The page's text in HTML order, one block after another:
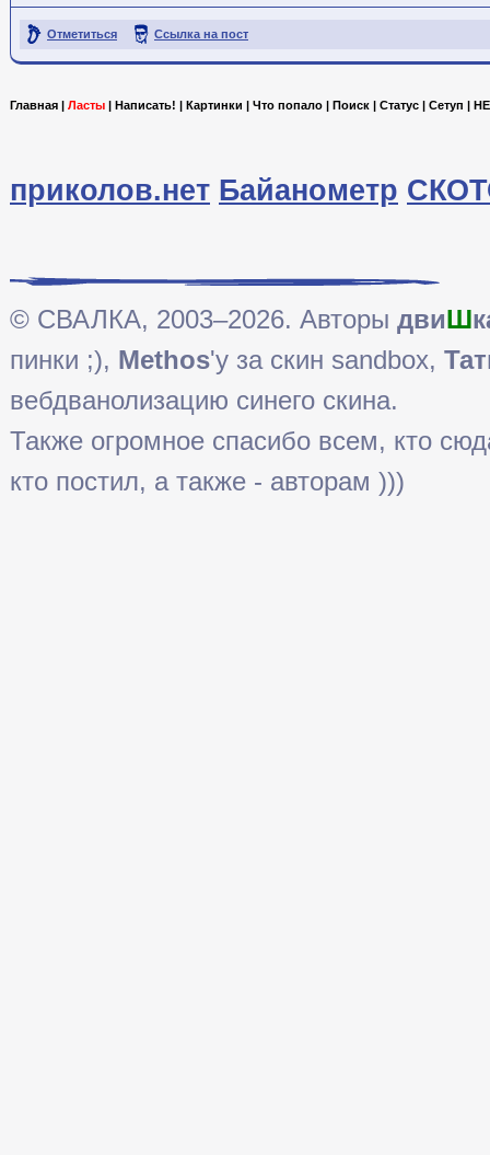
Отметиться Ссылка на пост
Главная Ласты Написать! Картинки Что попало Поиск Статус Сетуп
приколов.нет Байанометр
© СВАЛКА, 2003–2026. Авторы двиШ
пинки ;), Methos'у за скин sandbox,
вебдванолизацию синего скина.
Также огромное спасибо всем, кто
кто постил, а также - авторам )))